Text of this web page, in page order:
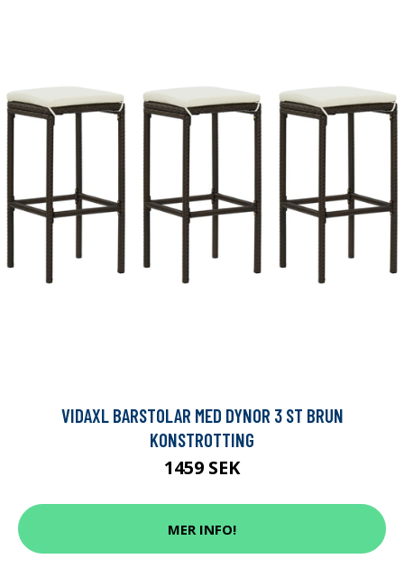
VIDAXL BARSTOLAR MED DYNOR 3 ST BRUN
KONSTROTTING
1459 SEK
MER INFO!